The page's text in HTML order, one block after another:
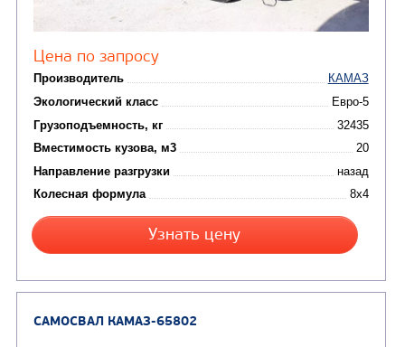
Цена по запросу
Производитель
Экологический класс
Вместимость кузова, м3
Направление разгрузки